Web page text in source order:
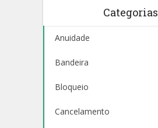
Categorias
Anuidade
Bandeira
Bloqueio
Cancelamento